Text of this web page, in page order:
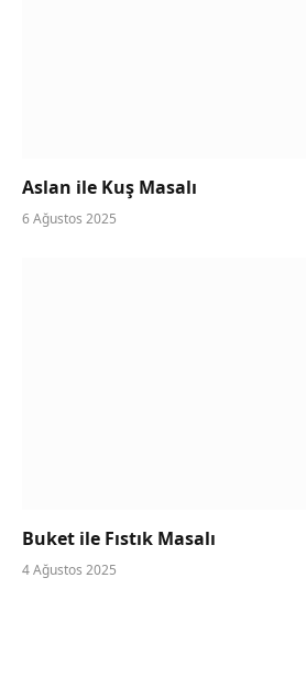
Aslan ile Kuş Masalı
6 Ağustos 2025
Buket ile Fıstık Masalı
4 Ağustos 2025